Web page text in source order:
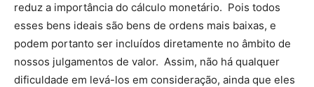
reduz a importância do cálculo monetário. Pois todos
esses bens ideais são bens de ordens mais baixas, e
podem portanto ser incluídos diretamente no âmbito de
nossos julgamentos de valor. Assim, não há qualquer
dificuldade em levá-los em consideração, ainda que eles